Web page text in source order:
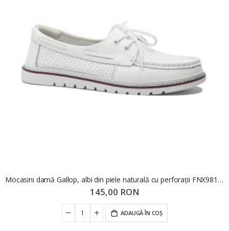
Mocasini damă Gallop, albi din piele naturală cu perforații FNX98104
145,00 RON
ADAUGĂ ÎN COȘ